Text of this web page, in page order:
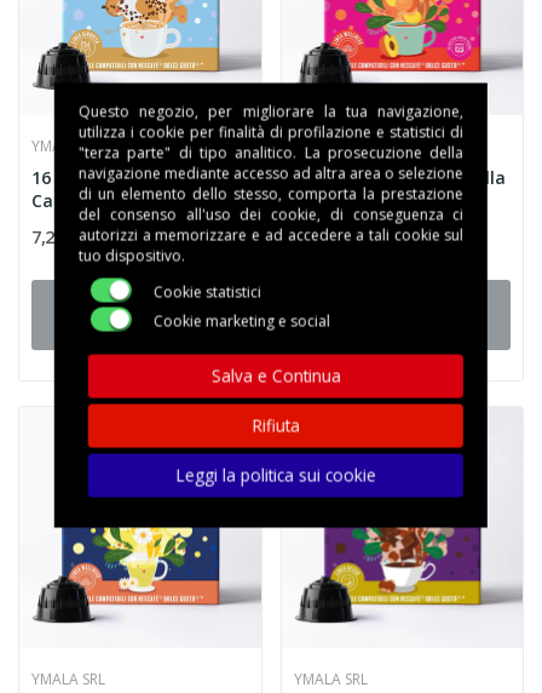
YMALA SRL
16 Capsule Ymala
Cappuccino Zero -
Compatibili...
7,21 €
Aggiungi al
carrello
YMALA SRL
16 Capsule Ymala Te alla
Pesca - Compatibili...
5,95 €
carrello
YMALA SRL YMALA SRL
Questo negozio, per migliorare la tua navigazione,
utilizza i cookie per finalità di profilazione e statistici di
"terza parte" di tipo analitico. La prosecuzione della
navigazione mediante accesso ad altra area o selezione
di un elemento dello stesso, comporta la prestazione
del consenso all'uso dei cookie, di conseguenza ci
autorizzi a memorizzare e ad accedere a tali cookie sul
tuo dispositivo.
Cookie statistici
Cookie marketing e social
Salva e Continua
Rifiuta
Leggi la politica sui cookie